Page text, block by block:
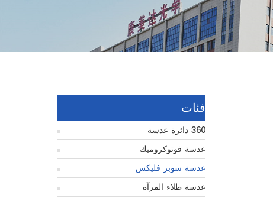
فئات
360 دائرة عدسة
عدسة فوتوكروميك
عدسة سوبر فليكس
عدسة طلاء المرآة